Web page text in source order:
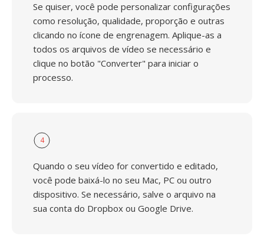
Se quiser, você pode personalizar configurações
como resolução, qualidade, proporção e outras
clicando no ícone de engrenagem. Aplique-as a
todos os arquivos de vídeo se necessário e
clique no botão "Converter" para iniciar o
processo.
4
Quando o seu vídeo for convertido e editado,
você pode baixá-lo no seu Mac, PC ou outro
dispositivo. Se necessário, salve o arquivo na
sua conta do Dropbox ou Google Drive.